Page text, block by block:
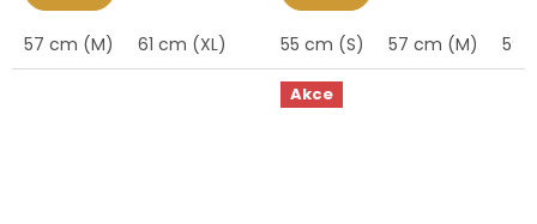
4,5
5
hviezdičiek.
57 cm (M) 61 cm (XL)
4,8
5
hviezdičiek.
55 cm (S) 57 cm (M) 59
Akce